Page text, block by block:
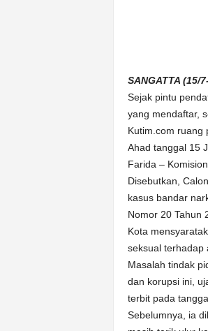
SANGATTA (15/
Sejak pintu
yang mendaftar,
Kutim.com ruang
Ahad tanggal 15
Farida –
Disebutkan,
kasus bandar
Nomor 20 Tahun
Kota
seksual terhadap
Masalah tindak
dan korupsi ini,
terbit pada
Sebelumnya, ia